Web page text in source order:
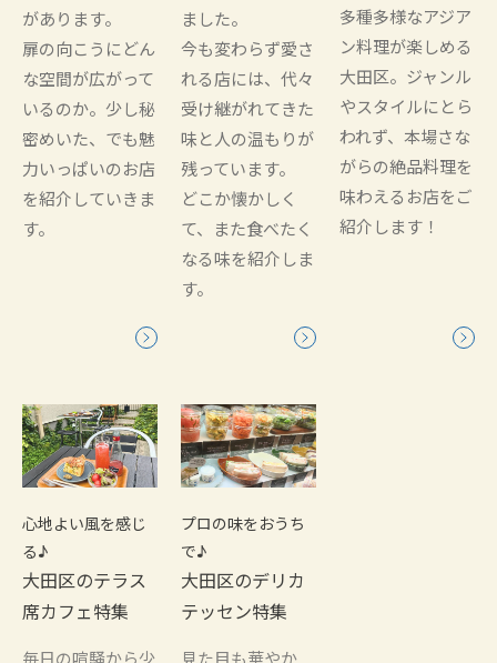
があります。
扉の向こうにどん
な空間が広がって
いるのか。少し秘
密めいた、でも魅
力いっぱいのお店
を紹介していきま
す。
ました。
今も変わらず愛さ
れる店には、代々
受け継がれてきた
味と人の温もりが
残っています。
どこか懐かしく
て、また食べたく
なる味を紹介しま
す。
多種多様なアジア
ン料理が楽しめる
大田区。ジャンル
やスタイルにとら
われず、本場さな
がらの絶品料理を
味わえるお店をご
紹介します！
心地よい風を感じ
る♪
大田区のテラス
席カフェ特集
毎日の喧騒から少
プロの味をおうち
で♪
大田区のデリカ
テッセン特集
見た目も華やか